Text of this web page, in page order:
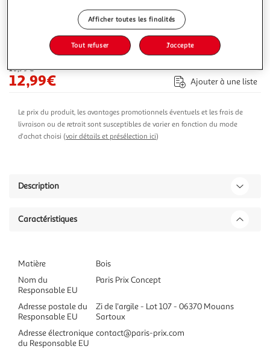
Multishop 23,66€
16,99€
12,99€
Ajouter au panier
Ajouter à une liste
Le prix du produit, les avantages promotionnels éventuels et les frais de
livraison ou de retrait sont susceptibles de varier en fonction du mode
d'achat choisi (voir détails et présélection ici)
Description
Caractéristiques
Matière
Bois
Nom du
Responsable EU
Paris Prix Concept
Adresse postale du
Responsable EU
Zi de l'argile - Lot 107 - 06370 Mouans
Sartoux
Adresse électronique
du Responsable EU
contact@paris-prix.com
Afficher toutes les finalités
Tout refuser J'accepte